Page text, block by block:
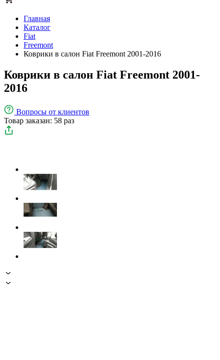
Главная
Каталог
Fiat
Freemont
Коврики в салон Fiat Freemont 2001-2016
Коврики в салон Fiat Freemont 2001-
2016
Вопросы от клиентов
Товар заказан: 58 раз